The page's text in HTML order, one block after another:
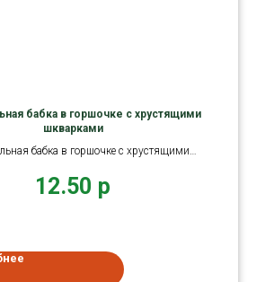
бабка в горшочке с хрустящими
шкварками
бабка в горшочке с хрустящими
12.50 р